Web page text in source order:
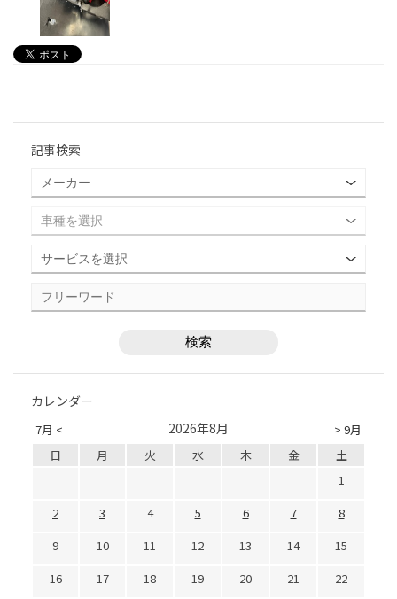
記事検索
カレンダー
7月 < > 9月
2026年8月
日 月 火 水 木 金
土
1
2
3 4 5 6 7
8
9
10 11 12 13 14
15
16
17 18 19 20 21
22